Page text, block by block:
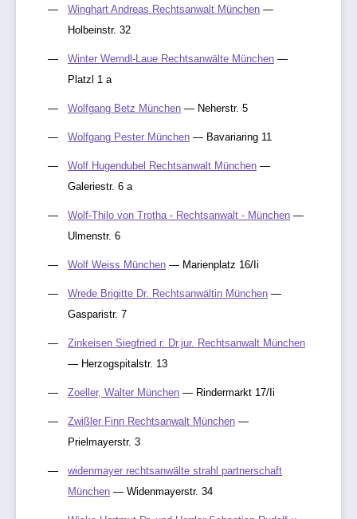
Winghart Andreas Rechtsanwalt München —
Holbeinstr. 32
Winter Werndl-Laue Rechtsanwälte München —
Platzl 1 a
Wolfgang Betz München — Neherstr. 5
Wolfgang Pester München — Bavariaring 11
Wolf Hugendubel Rechtsanwalt München —
Galeriestr. 6 a
Wolf-Thilo von Trotha - Rechtsanwalt - München —
Ulmenstr. 6
Wolf Weiss München — Marienplatz 16/Ii
Wrede Brigitte Dr. Rechtsanwältin München —
Gasparistr. 7
Zinkeisen Siegfried r. Dr.jur. Rechtsanwalt München
— Herzogspitalstr. 13
Zoeller, Walter München — Rindermarkt 17/Ii
Zwißler Finn Rechtsanwalt München —
Prielmayerstr. 3
widenmayer rechtsanwälte strahl partnerschaft
München — Widenmayerstr. 34